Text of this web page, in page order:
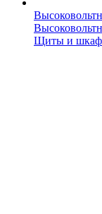
Щиты и